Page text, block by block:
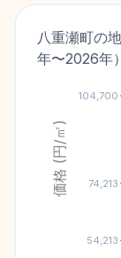
八重瀬町の
年〜2026年）
54,213
74,213
104,700
価格 (円/㎡)